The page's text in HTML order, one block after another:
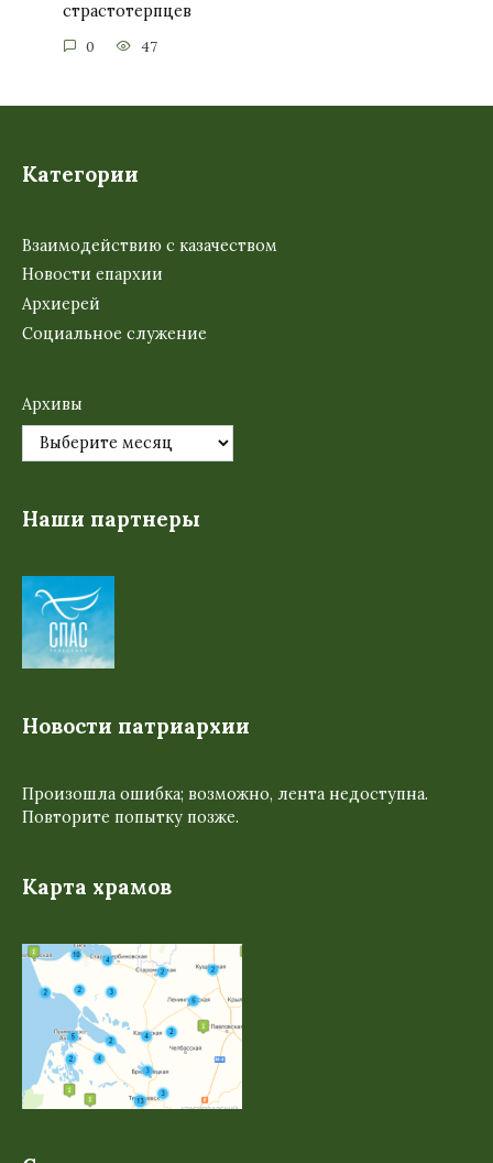
страстотерпцев
0 47
Категории
Взаимодействию с казачеством
Новости епархии
Архиерей
Социальное служение
Архивы
Наши партнеры
Новости патриархии
Произошла ошибка; возможно, лента недоступна.
Повторите попытку позже.
Карта храмов